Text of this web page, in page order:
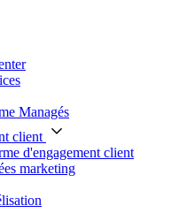
Managés
client
d'engagement client
marketing